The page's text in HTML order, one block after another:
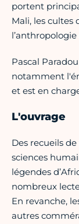
portent
Mali, les cultes
Pascal
notamment
et est en
L'ouvrage
Des recueils
sciences
légendes
nombreux
En revanche,
autres